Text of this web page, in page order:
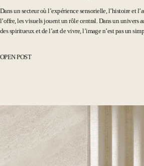
Dans un secteur où l’expérience sensorielle, l’histoire et
l’offre, les visuels jouent un rôle central. Dans un univers
des spiritueux et de l’art de vivre, l’image n’est pas un
OPEN POST